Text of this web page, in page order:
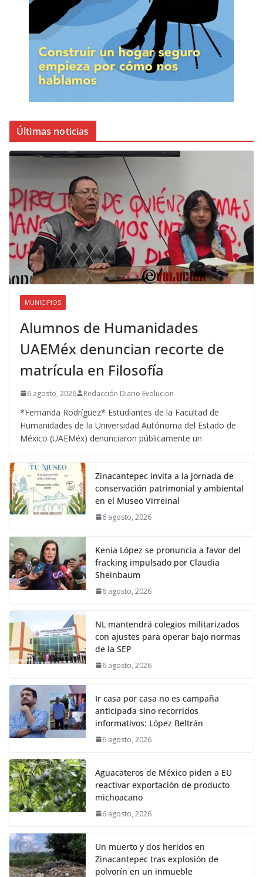
Últimas noticias
MUNICIPIOS
Alumnos de Humanidades
UAEMéx denuncian recorte de
matrícula en Filosofía
6 agosto, 2026 Redacción Diario Evolucion
*Fernanda Rodríguez* Estudiantes de la Facultad de
Humanidades de la Universidad Autónoma del Estado de
México (UAEMéx) denunciaron públicamente un
Zinacantepec invita a la jornada de
conservación patrimonial y ambiental
en el Museo Virreinal
6 agosto, 2026
Kenia López se pronuncia a favor del
fracking impulsado por Claudia
Sheinbaum
6 agosto, 2026
NL mantendrá colegios militarizados
con ajustes para operar bajo normas
de la SEP
6 agosto, 2026
Ir casa por casa no es campaña
anticipada sino recorridos
informativos: López Beltrán
6 agosto, 2026
Aguacateros de México piden a EU
reactivar exportación de producto
michoacano
6 agosto, 2026
Un muerto y dos heridos en
Zinacantepec tras explosión de
polvorín en un inmueble